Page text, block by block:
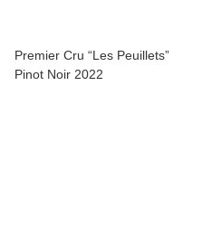
Premier Cru “Les Peuillets”
Pinot Noir 2022